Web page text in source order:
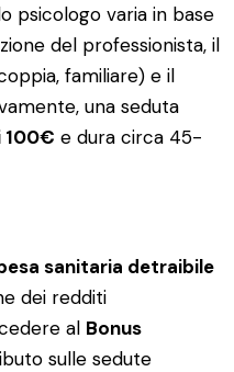
psicologo varia in base
del professionista, il
familiare) e il
una seduta
100€ e dura circa 45-
sanitaria detraibile
dei redditi
al Bonus
sulle sedute